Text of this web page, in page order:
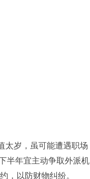
太岁，虽可能遭遇职场
半年宜主动争取外派机
，以防财物纠纷。